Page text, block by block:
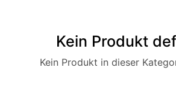
Kein Produkt
Kein Produkt in dieser